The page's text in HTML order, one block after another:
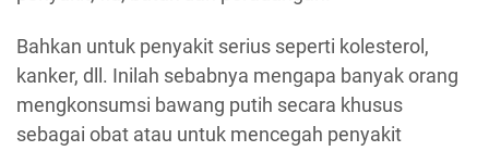
Bahkan untuk penyakit serius seperti kolesterol,
kanker, dll. Inilah sebabnya mengapa banyak orang
mengkonsumsi bawang putih secara khusus
sebagai obat atau untuk mencegah penyakit